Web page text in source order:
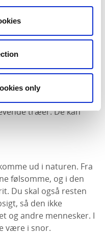
only
ris og grene fra
om fredede
landet.
kviste, grene,
træer. De kan
ud i naturen. Fra
følsomme, og i den
Du skal også resten
så den ikke
og andre mennesker. I
være i snor.